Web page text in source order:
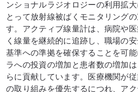
ンショナルラジオロジーの利用拡
とって放射線被ばくモニタリング
す。アクティブ線量計は、病院や
く線量を継続的に追跡し、職場の
基準への準拠を確保することを可
ラへの投資の増加と患者数の増加
らに貢献しています。医療機関が
の取り組みを優先するにつれ、ア